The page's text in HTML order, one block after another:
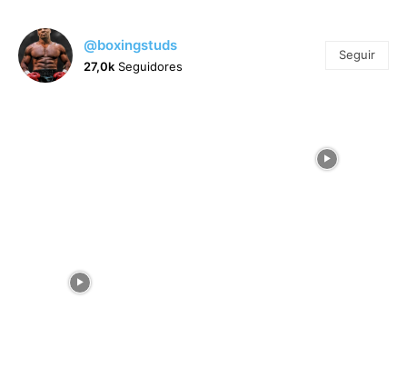
@boxingstuds
27,0k Seguidores
Seguir